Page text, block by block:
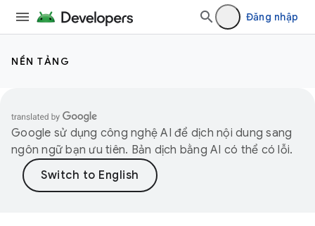
Đăng nhập
NỀN TẢNG
Google sử dụng công nghệ AI để dịch nội dung sang
ngôn ngữ bạn ưu tiên. Bản dịch bằng AI có thể có lỗi.